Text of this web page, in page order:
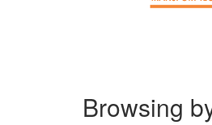
Browsing